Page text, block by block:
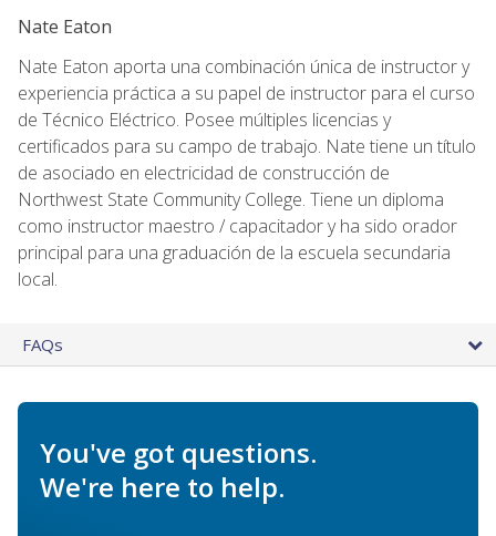
Nate Eaton
Nate Eaton aporta una combinación única de instructor y
experiencia práctica a su papel de instructor para el curso
de Técnico Eléctrico. Posee múltiples licencias y
certificados para su campo de trabajo. Nate tiene un título
de asociado en electricidad de construcción de
Northwest State Community College. Tiene un diploma
como instructor maestro / capacitador y ha sido orador
principal para una graduación de la escuela secundaria
local.
FAQs
You've got questions.
We're here to help.